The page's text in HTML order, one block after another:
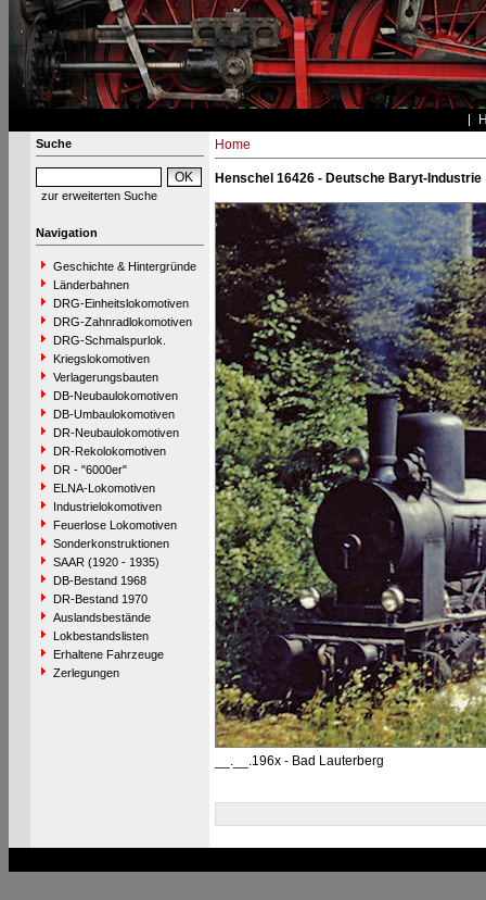
Suche
zur erweiterten Suche
Navigation
Geschichte & Hintergründe
Länderbahnen
DRG-Einheitslokomotiven
DRG-Zahnradlokomotiven
DRG-Schmalspurlok.
Kriegslokomotiven
Verlagerungsbauten
DB-Neubaulokomotiven
DB-Umbaulokomotiven
DR-Neubaulokomotiven
DR-Rekolokomotiven
DR - "6000er"
ELNA-Lokomotiven
Industrielokomotiven
Feuerlose Lokomotiven
Sonderkonstruktionen
SAAR (1920 - 1935)
DB-Bestand 1968
DR-Bestand 1970
Auslandsbestände
Lokbestandslisten
Erhaltene Fahrzeuge
Zerlegungen
Home
Henschel 16426 - Deutsche Baryt-Industrie
__.__.196x - Bad Lauterberg